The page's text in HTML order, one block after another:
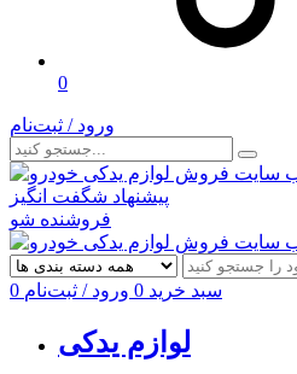
0
ورود / ثبت‌نام
پیشنهاد شگفت انگیز
فروشنده شو
0 سبد خرید 0 ورود / ثبت‌نام
لوازم یدکی